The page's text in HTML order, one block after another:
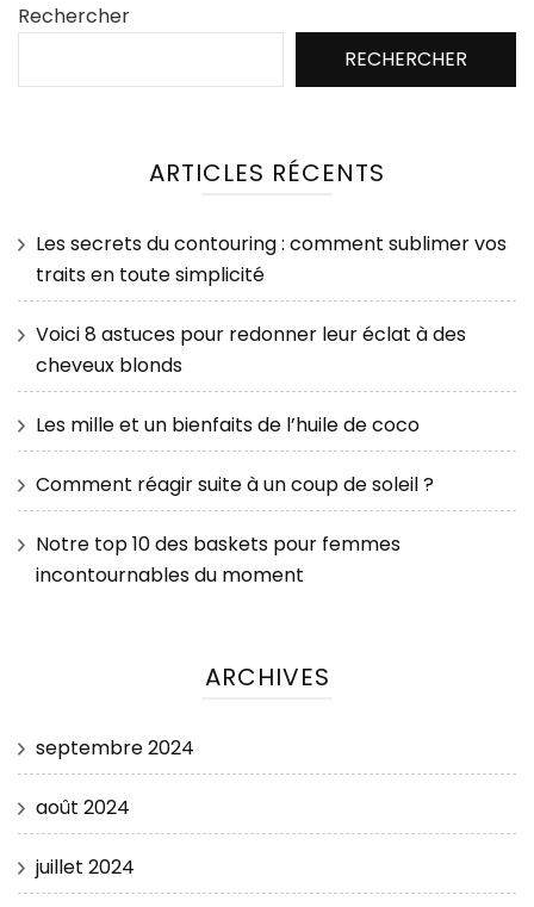
Rechercher
RECHERCHER
ARTICLES RÉCENTS
Les secrets du contouring : comment sublimer vos
traits en toute simplicité
Voici 8 astuces pour redonner leur éclat à des
cheveux blonds
Les mille et un bienfaits de l’huile de coco
Comment réagir suite à un coup de soleil ?
Notre top 10 des baskets pour femmes
incontournables du moment
ARCHIVES
septembre 2024
août 2024
juillet 2024